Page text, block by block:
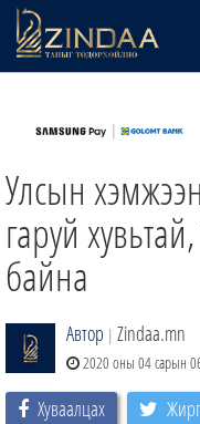
ТВ8
ӨГЛӨӨНИЙ СОНИН
АУДИО ЗОХИОЛ
ЗИНДАА СЭТГҮҮЛ
Улсын
гаруй
байна
Автор | Zindaa.mn
2020 оны 04 сарын
Хуваалцах